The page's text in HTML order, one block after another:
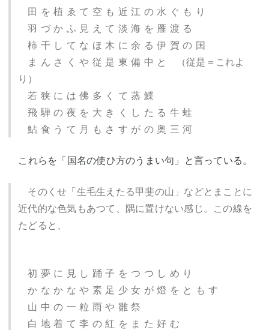
田 を 植 ゑ て 空 も 近 江 の 水 ぐ も り
羽 づ か ふ 見 え て 淡 海 を 雁 渡 る
柿 干 し て な ほ 木 に 余 る 伊 賀 の 国
ま ん さ く や 従 是 東 備 中 と （従是＝これよ
り）
若 狭 に は 佛 多 く て 蒸 鰈
飛 騨 の 夜 を 大 き く し た る 牛 蛙
鮎 食 う て 月 も さ す が の 奥 三 河
これらを「国名の使ひ方のうまい句」と言っている。
そのくせ「生毛生えたる甲斐の山」などとまことに
近代的な色気もあつて、隅に置けない感じ。この線を
たどると、
初 夢 に 見 し 踊 子 を つ つ し め り
か な か な や 素 足 少 女 が 燈 を と も す
山 中 の 一 粒 雨 や 雛 祭
白 地 着 て 李 の 紅 を ま た 好 む